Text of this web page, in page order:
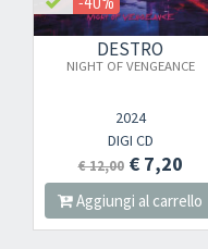
DESTRO
NIGHT OF VENGEANCE
2024
DIGI CD
€ 12,00 € 7,20
Aggiungi al carrello